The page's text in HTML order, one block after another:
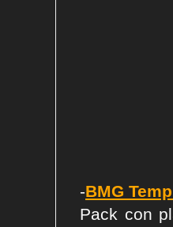
-BMG
Pack con